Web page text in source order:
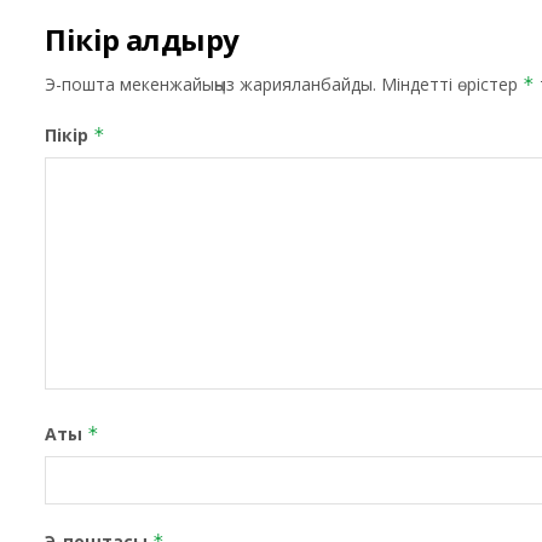
Пікір қалдыру
Э-пошта мекенжайыңыз жарияланбайды. Міндетті өрістер *
Пікір *
Аты *